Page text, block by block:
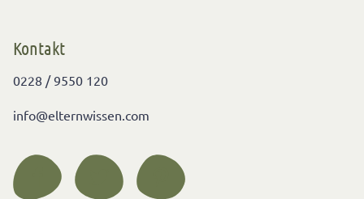
Kontakt
0228 / 9550 120
info@elternwissen.com